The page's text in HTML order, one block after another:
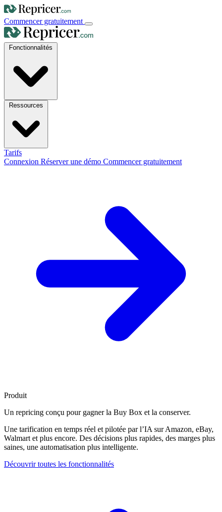
Commencer gratuitement
Tarifs
Connexion Réserver une démo Commencer gratuitement
Produit
Un repricing conçu pour gagner la Buy Box et la conserver.
Une tarification en temps réel et pilotée par l’IA sur Amazon, eBay,
Walmart et plus encore. Des décisions plus rapides, des marges plus
saines, une automatisation plus intelligente.
Découvrir toutes les fonctionnalités